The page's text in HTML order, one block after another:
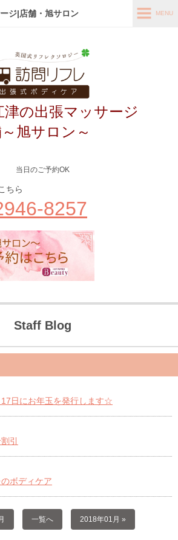
ジ|店舗・旭サロン
津の出張マッサージ
旭サロン～
当日のご予約OK
ちら
8257
MENU
Staff Blog
日にお年玉を発行します☆
引
ボディケア
一覧へ 2018年01月 »